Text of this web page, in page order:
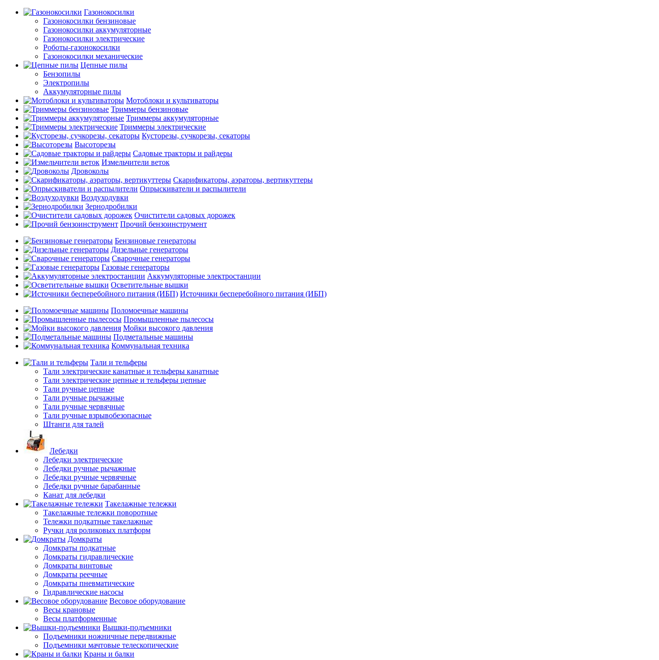
Газонокосилки
Газонокосилки бензиновые
Газонокосилки аккумуляторные
Газонокосилки электрические
Роботы-газонокосилки
Газонокосилки механические
Цепные пилы
Бензопилы
Электропилы
Аккумуляторные пилы
Мотоблоки и культиваторы
Триммеры бензиновые
Триммеры аккумуляторные
Триммеры электрические
Кусторезы, сучкорезы, секаторы
Высоторезы
Садовые тракторы и райдеры
Измельчители веток
Дровоколы
Скарификаторы, аэраторы, вертикуттеры
Опрыскиватели и распылители
Воздуходувки
Зернодробилки
Очистители садовых дорожек
Прочий бензоинструмент
Бензиновые генераторы
Дизельные генераторы
Сварочные генераторы
Газовые генераторы
Аккумуляторные электростанции
Осветительные вышки
Источники бесперебойного питания (ИБП)
Поломоечные машины
Промышленные пылесосы
Мойки высокого давления
Подметальные машины
Коммунальная техника
Тали и тельферы
Тали электрические канатные и тельферы канатные
Тали электрические цепные и тельферы цепные
Тали ручные цепные
Тали ручные рычажные
Тали ручные червячные
Тали ручные взрывобезопасные
Штанги для талей
Лебедки
Лебедки электрические
Лебедки ручные рычажные
Лебедки ручные червячные
Лебедки ручные барабанные
Канат для лебедки
Такелажные тележки
Такелажные тележки поворотные
Тележки подкатные такелажные
Ручки для роликовых платформ
Домкраты
Домкраты подкатные
Домкраты гидравлические
Домкраты винтовые
Домкраты реечные
Домкраты пневматические
Гидравлические насосы
Весовое оборудование
Весы крановые
Весы платформенные
Вышки-подъемники
Подъемники ножничные передвижные
Подъемники мачтовые телескопические
Краны и балки